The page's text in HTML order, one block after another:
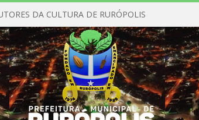
DA CULTURA DE RURÓPOLIS